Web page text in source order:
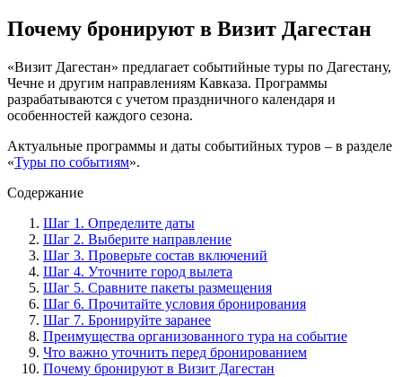
Почему бронируют в Визит Дагестан
«Визит Дагестан» предлагает событийные туры по Дагестану,
Чечне и другим направлениям Кавказа. Программы
разрабатываются с учетом праздничного календаря и
особенностей каждого сезона.
Актуальные программы и даты событийных туров – в разделе
«Туры по событиям».
Содержание
Шаг 1. Определите даты
Шаг 2. Выберите направление
Шаг 3. Проверьте состав включений
Шаг 4. Уточните город вылета
Шаг 5. Сравните пакеты размещения
Шаг 6. Прочитайте условия бронирования
Шаг 7. Бронируйте заранее
Преимущества организованного тура на событие
Что важно уточнить перед бронированием
Почему бронируют в Визит Дагестан